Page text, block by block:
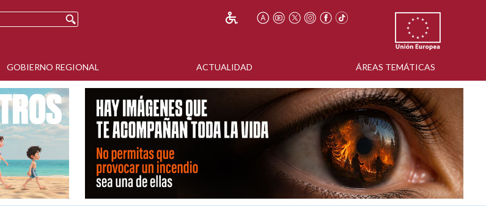
GOBIERNO REGIONAL ACTUALIDAD ÁREAS TEMÁTICAS